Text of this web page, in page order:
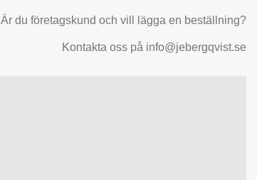
Är du företagskund och vill lägga en beställning?
Kontakta oss på info@jebergqvist.se